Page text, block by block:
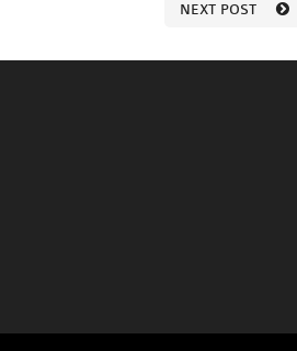
NEXT POST